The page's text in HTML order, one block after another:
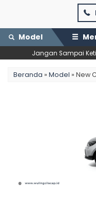
Model
Jangan Sampai
Beranda » Model » New